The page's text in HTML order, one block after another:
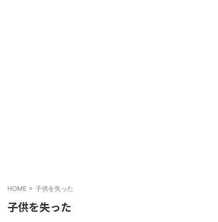
HOME > 子供を失った
子供を失った